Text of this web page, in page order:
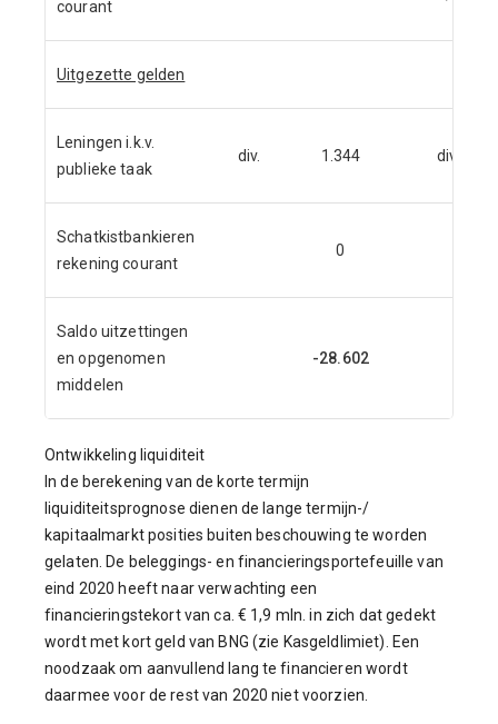
courant
Uitgezette gelden
Leningen i.k.v.
publieke taak
div. 1.344 div.
Schatkistbankieren
rekening courant
0
Saldo uitzettingen
en opgenomen
middelen
-28.602
Ontwikkeling liquiditeit
In de berekening van de korte termijn
liquiditeitsprognose dienen de lange termijn-/
kapitaalmarkt posities buiten beschouwing te worden
gelaten. De beleggings- en financieringsportefeuille van
eind 2020 heeft naar verwachting een
financieringstekort van ca. € 1,9 mln. in zich dat gedekt
wordt met kort geld van BNG (zie Kasgeldlimiet). Een
noodzaak om aanvullend lang te financieren wordt
daarmee voor de rest van 2020 niet voorzien.